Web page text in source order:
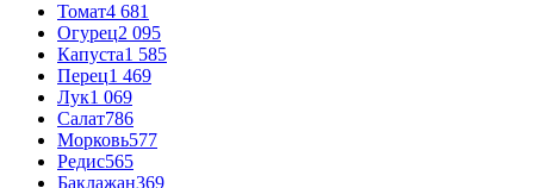
Томат4 681
Огурец2 095
Капуста1 585
Перец1 469
Лук1 069
Салат786
Морковь577
Редис565
Баклажан369